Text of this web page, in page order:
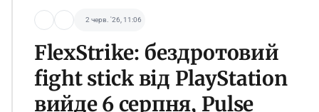
2 черв. '26, 11:06
FlexStrike: бездротовий
fight stick від PlayStation
вийде 6 серпня, Pulse